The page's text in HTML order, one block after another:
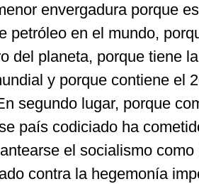
envergadura porque
petróleo en el mundo,
del planeta, porque tiene
y porque contiene el
segundo lugar, porque
país codiciado ha
el socialismo
contra la hegemonía